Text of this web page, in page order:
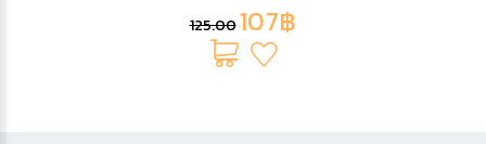
125.00107฿